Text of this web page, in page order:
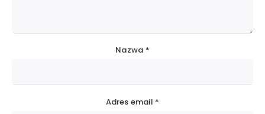
Nazwa *
Adres email *